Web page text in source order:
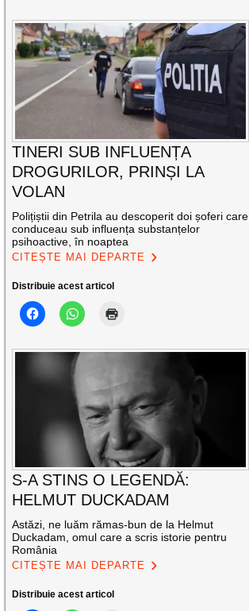
TINERI SUB INFLUENȚA
DROGURILOR, PRINȘI LA
VOLAN
Polițiștii din Petrila au descoperit doi șoferi care
conduceau sub influența substanțelor
psihoactive, în noaptea
CITEȘTE MAI DEPARTE
Distribuie acest articol
S-A STINS O LEGENDĂ:
HELMUT DUCKADAM
Astăzi, ne luăm rămas-bun de la Helmut
Duckadam, omul care a scris istorie pentru
România
CITEȘTE MAI DEPARTE
Distribuie acest articol